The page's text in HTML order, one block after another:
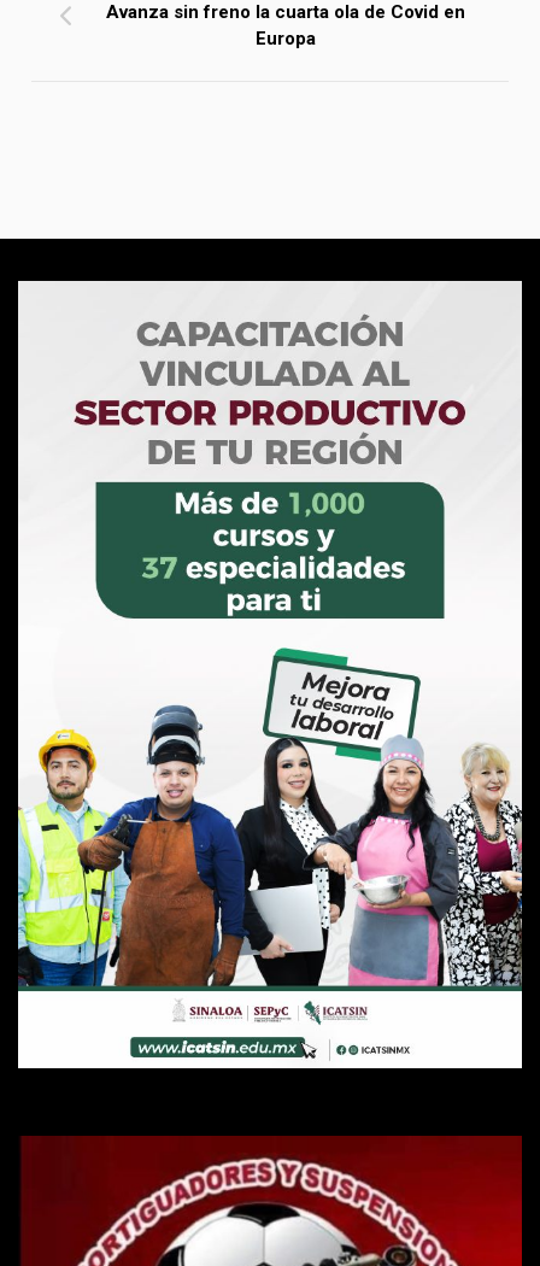
Avanza sin freno la cuarta ola de Covid en
Europa